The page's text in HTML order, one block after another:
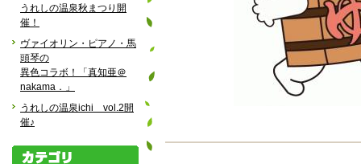
うれしの温泉秋まつり開
催！
ヴァイオリン・ピアノ・馬
頭琴の
異色コラボ！「真知亜＠
nakama．」
うれしの温泉ichi vol.2開
催♪